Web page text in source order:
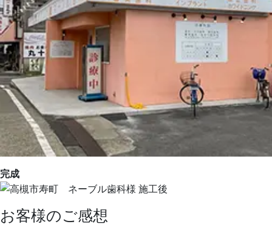
完成
お客様のご感想